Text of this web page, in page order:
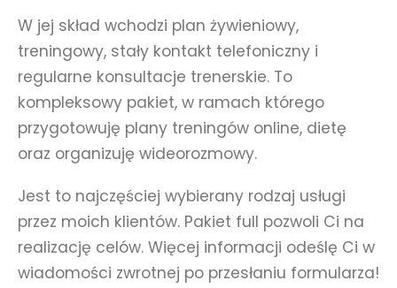
W jej skład wchodzi plan żywieniowy,
treningowy, stały kontakt telefoniczny i
regularne konsultacje trenerskie. To
kompleksowy pakiet, w ramach którego
przygotowuję plany treningów online, dietę
oraz organizuję wideorozmowy.
Jest to najczęściej wybierany rodzaj usługi
przez moich klientów. Pakiet full pozwoli Ci na
realizację celów. Więcej informacji odeślę Ci w
wiadomości zwrotnej po przesłaniu formularza!